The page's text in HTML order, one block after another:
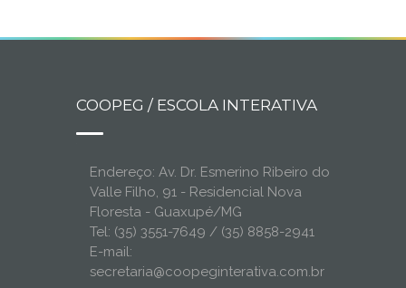
COOPEG / ESCOLA INTERATIVA
Endereço: Av. Dr. Esmerino Ribeiro do
Valle Filho, 91 - Residencial Nova
Floresta - Guaxupé/MG
Tel: (35) 3551-7649 / (35) 8858-2941
E-mail:
secretaria@coopeginterativa.com.br